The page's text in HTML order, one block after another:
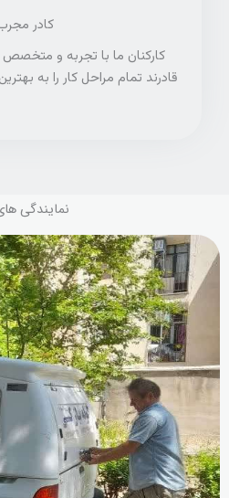
کادر
کارکنان ما با تجربه و
قادرند تمام مراحل کار را به
نمایندگی